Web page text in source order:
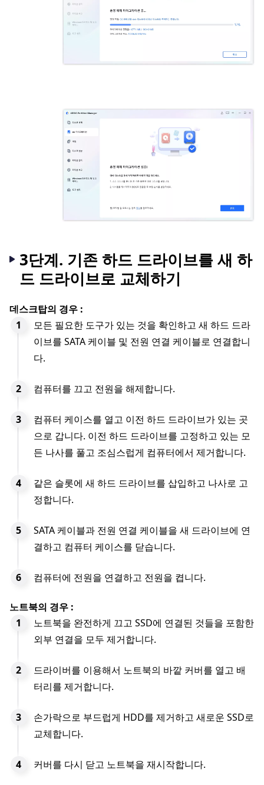
3단계. 기존 하드 드라이브를 새 하
드 드라이브로 교체하기
데스크탑의 경우 :
모든 필요한 도구가 있는 것을 확인하고 새 하드 드라
이브를 SATA 케이블 및 전원 연결 케이블로 연결합니
다.
컴퓨터를 끄고 전원을 해제합니다.
컴퓨터 케이스를 열고 이전 하드 드라이브가 있는 곳
으로 갑니다. 이전 하드 드라이브를 고정하고 있는 모
든 나사를 풀고 조심스럽게 컴퓨터에서 제거합니다.
같은 슬롯에 새 하드 드라이브를 삽입하고 나사로 고
정합니다.
SATA 케이블과 전원 연결 케이블을 새 드라이브에 연
결하고 컴퓨터 케이스를 닫습니다.
컴퓨터에 전원을 연결하고 전원을 켭니다.
노트북의 경우 :
노트북을 완전하게 끄고 SSD에 연결된 것들을 포함한
외부 연결을 모두 제거합니다.
드라이버를 이용해서 노트북의 바깥 커버를 열고 배
터리를 제거합니다.
손가락으로 부드럽게 HDD를 제거하고 새로운 SSD로
교체합니다.
커버를 다시 닫고 노트북을 재시작합니다.